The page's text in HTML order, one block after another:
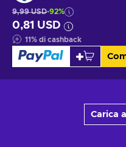
9,99 USD-92%
0,81 USD
11% di cashback
Carica